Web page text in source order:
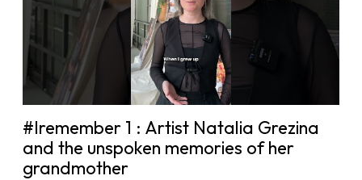
#Iremember 1 : Artist Natalia Grezina
and the unspoken memories of her
grandmother